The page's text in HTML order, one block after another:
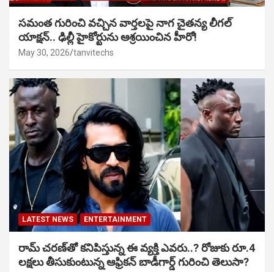
సమంత గురించి వచ్చిన వార్తలపై నాగ చైతన్య లీగల్
యాక్షన్.. ఢిల్లీ హైకోర్టును ఆశ్రయించిన హీరో!
May 30, 2026 tanvitechs
LATEST NEWS ENTERTAINMENT
రామ్ చరణ్‌తో కనిపిస్తున్న ఈ వ్యక్తి ఎవరు..? రోజుకు రూ.4
లక్షలు తీసుకుంటున్న ఆఫ్రికన్ బాడీగార్డ్ గురించి తెలుసా?